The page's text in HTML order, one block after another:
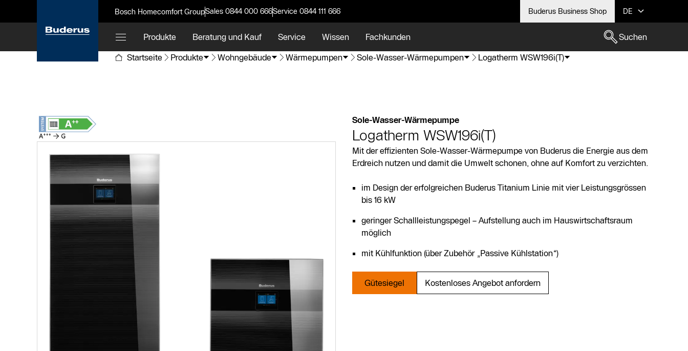
Bosch Homecomfort GroupSales 0844 000 666Service 0844 111 666 Buderus Business Shop DE
Produkte Beratung und Kauf Service Wissen Fachkunden
Suchen
Startseite
Produkte Wohngebäude Wärmepumpen Sole-Wasser-Wärmepumpen Logatherm WSW196i(T)
Sole-Wasser-Wärmepumpe
Logatherm WSW196i(T)
Mit der effizienten Sole-Wasser-Wärmepumpe von Buderus die Energie aus dem
Erdreich nutzen und damit die Umwelt schonen, ohne auf Komfort zu verzichten.
im Design der erfolgreichen Buderus Titanium Linie mit vier Leistungsgrössen
bis 16 kW
geringer Schallleistungspegel – Aufstellung auch im Hauswirtschaftsraum
möglich
mit Kühlfunktion (über Zubehör „Passive Kühlstation“)
Gütesiegel Kostenloses Angebot anfordern